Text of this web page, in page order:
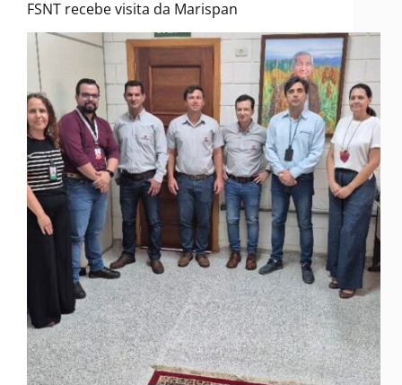
FSNT recebe visita da Marispan